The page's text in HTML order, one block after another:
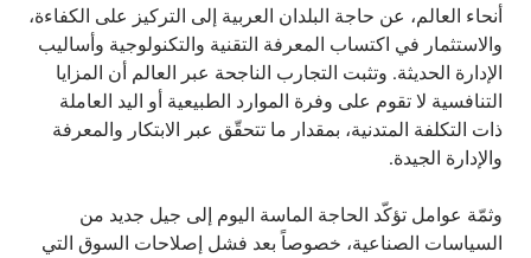
أنحاء العالم، عن حاجة البلدان العربية إلى التركيز على الكفاءة،
والاستثمار في اكتساب المعرفة التقنية والتكنولوجية وأساليب
الإدارة الحديثة. وتثبت التجارب الناجحة عبر العالم أن المزايا
التنافسية لا تقوم على وفرة الموارد الطبيعية أو اليد العاملة
ذات التكلفة المتدنية، بمقدار ما تتحقّق عبر الابتكار والمعرفة
والإدارة الجيدة.
وثمّة عوامل تؤكّد الحاجة الماسة اليوم إلى جيل جديد من
السياسات الصناعية، خصوصاً بعد فشل إصلاحات السوق التي